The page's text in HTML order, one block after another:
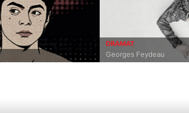
Georges Feydeau